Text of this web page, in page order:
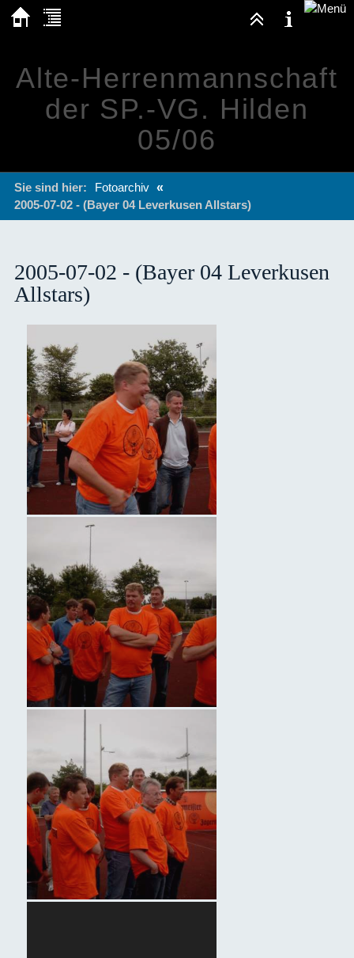
Alte-Herrenmannschaft
der SP.-VG. Hilden
05/06
Sie sind hier: Fotoarchiv «
2005-07-02 - (Bayer 04 Leverkusen Allstars)
2005-07-02 - (Bayer 04 Leverkusen
Allstars)